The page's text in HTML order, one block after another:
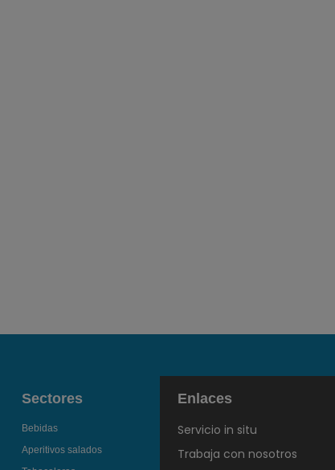
Sectores
Bebidas
Aperitivos salados
Enlaces
Servicio in situ
Trabaja con nosotros